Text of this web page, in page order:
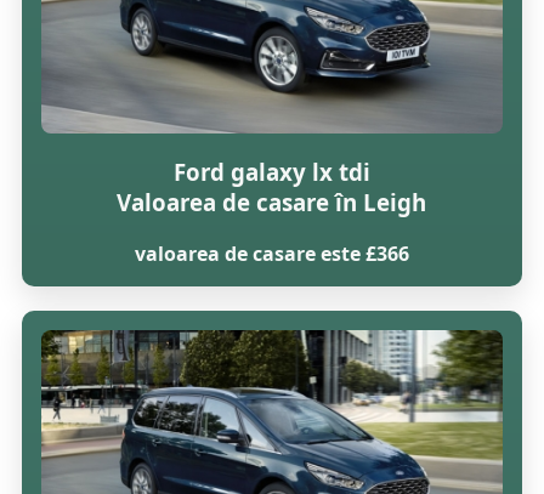
Ford galaxy lx tdi
Valoarea de casare în Leigh
valoarea de casare este £366